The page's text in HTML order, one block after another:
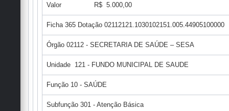
Valor R$ 5.000,00
Ficha 365 Dotação 02112121.1030102151.005.44905100000
Órgão 02112 - SECRETARIA DE SAÚDE – SESA
Unidade 121 - FUNDO MUNICIPAL DE SAUDE
Função 10 - SAÚDE
Subfunção 301 - Atenção Básica